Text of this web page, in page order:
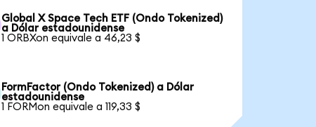
Global X Space Tech ETF (Ondo Tokenized)
a Dólar estadounidense
1 ORBXon equivale a 46,23 $
FormFactor (Ondo Tokenized) a Dólar
estadounidense
1 FORMon equivale a 119,33 $